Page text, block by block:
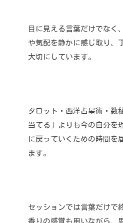
目に見える言葉だけでなく
や気配を静かに感じ取り、
大切にしています。
タロット・西洋占星術・数
当てる」よりも今の自分を
に戻っていくための時間を
ます。
セッションでは言葉だけで
香りの感覚も用いながら、